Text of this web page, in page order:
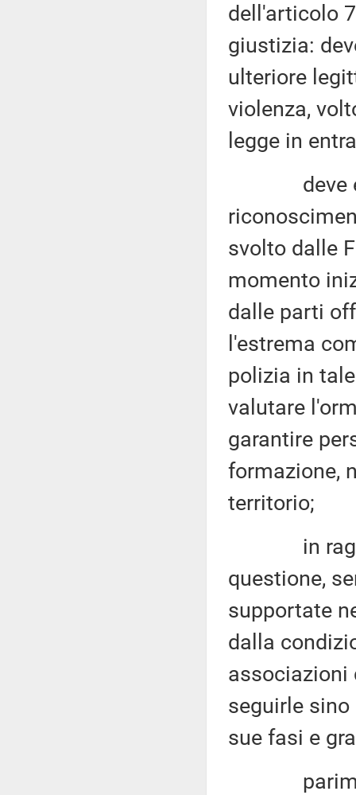
dell'articolo
giustizia:
ulteriore
violenza,
legge in
deve
svolto dalle
momento
dalle parti
l'estrema
polizia in
valutare
garantire
formazione,
territorio;
in
questione,
supportate
dalla
associazioni
seguirle
sue fasi e
parimenti